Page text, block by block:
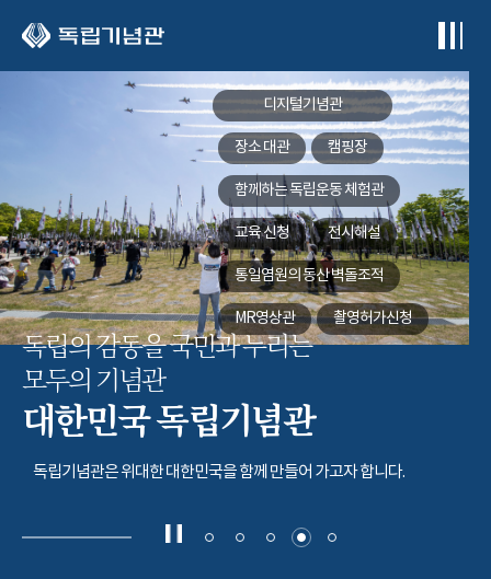
디지털기념관
장소 대관 캠핑장
함께하는독립운동 체험관
교육 신청 전시해설
통일염원의 동산벽돌조적
MR영상관 촬영허가신청
독립의 감동을 국민과 누리는
모두의 기념관
대한민국 독립기념관
독립기념관은 위대한 대한민국을 함께 만들어 가고자 합니다.